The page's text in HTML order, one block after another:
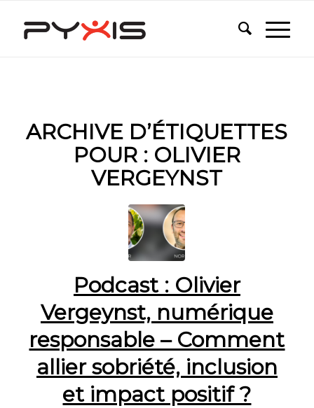
ARCHIVE D’ÉTIQUETTES
POUR : OLIVIER
VERGEYNST
Podcast : Olivier
Vergeynst, numérique
responsable – Comment
allier sobriété, inclusion
et impact positif ?